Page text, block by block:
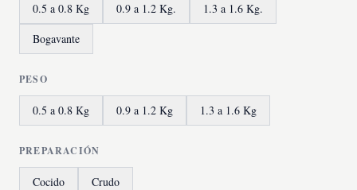
0.5 a 0.8 Kg 0.9 a 1.2 Kg.
1.3 a 1.6 Kg.
Bogavante
PESO
0.5 a 0.8 Kg 0.9 a 1.2 Kg 1.3 a 1.6 Kg
PREPARACIÓN
Cocido Crudo